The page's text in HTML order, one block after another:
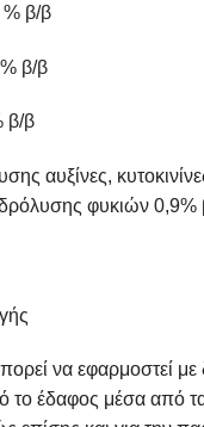
% β/β
β/β
β/β
αυξίνες,
φυκιών 0,9%
να εφαρμοστεί με
το έδαφος μέσα από